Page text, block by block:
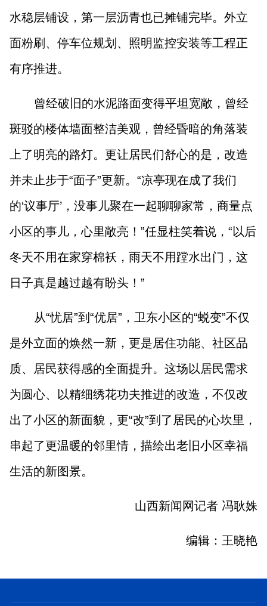
水稳层铺设，第一层沥青也已摊铺完毕。外立
面粉刷、停车位规划、照明监控安装等工程正
有序推进。
曾经破旧的水泥路面变得平坦宽敞，曾经
斑驳的楼体墙面整洁美观，曾经昏暗的角落装
上了明亮的路灯。更让居民们舒心的是，改造
并未止步于“面子”更新。“凉亭现在成了我们
的‘议事厅’，没事儿聚在一起聊聊家常，商量点
小区的事儿，心里敞亮！”任显柱笑着说，“以后
冬天不用在家穿棉袄，雨天不用蹚水出门，这
日子真是越过越有盼头！”
从“忧居”到“优居”，卫东小区的“蜕变”不仅
是外立面的焕然一新，更是居住功能、社区品
质、居民获得感的全面提升。这场以居民需求
为圆心、以精细绣花功夫推进的改造，不仅改
出了小区的新面貌，更“改”到了居民的心坎里，
串起了更温暖的邻里情，描绘出老旧小区幸福
生活的新图景。
山西新闻网记者 冯耿姝
编辑：王晓艳